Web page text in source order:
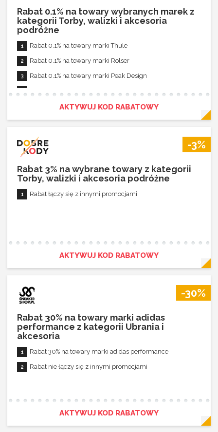
Rabat 0.1% na towary wybranych marek z
kategorii Torby, walizki i akcesoria
podróżne
Rabat 0.1% na towary marki Thule
Rabat 0.1% na towary marki Rolser
Rabat 0.1% na towary marki Peak Design
Rabat 10% na pozostałe towary
Rabat nie łączy się z innymi promocjami
AKTYWUJ KOD RABATOWY
-3%
Rabat 3% na wybrane towary z kategorii
Torby, walizki i akcesoria podróżne
Rabat łączy się z innymi promocjami
AKTYWUJ KOD RABATOWY
-30%
Rabat 30% na towary marki adidas
performance z kategorii Ubrania i
akcesoria
Rabat 30% na towary marki adidas performance
Rabat nie łączy się z innymi promocjami
AKTYWUJ KOD RABATOWY